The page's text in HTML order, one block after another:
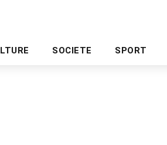
SOCIETE SPORTPUBLICITÉ